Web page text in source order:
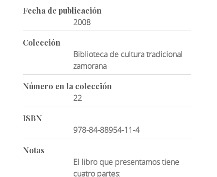
Fecha de publicación
2008
Colección
Biblioteca de cultura tradicional
zamorana
Número en la colección
22
ISBN
978-84-88954-11-4
Notas
El libro que presentamos tiene
cuatro partes: